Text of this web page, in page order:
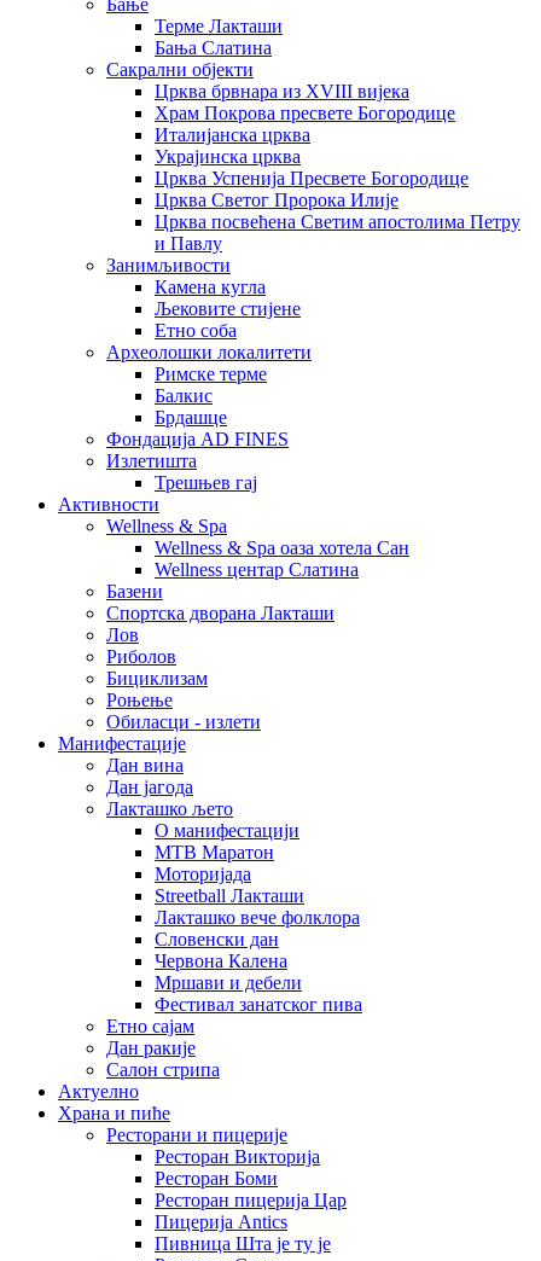
Бање
Терме Лакташи
Бања Слатина
Сакрални објекти
Црква брвнара из XVIII вијека
Храм Покрова пресвете Богородице
Италијанска црква
Украјинска црква
Црква Успенија Пресвете Богородице
Црква Светог Пророка Илије
Црква посвећена Светим апостолима Петру
и Павлу
Занимљивости
Камена кугла
Љековите стијене
Етно соба
Археолошки локалитети
Римске терме
Балкис
Брдашце
Фондација AD FINES
Излетишта
Трешњев гај
Активности
Wellness & Spa
Wellness & Spa оаза хотела Сан
Wellness центар Слатина
Базени
Спортска дворана Лакташи
Лов
Риболов
Бициклизам
Роњење
Обиласци - излети
Манифестације
Дан вина
Дан јагода
Лакташко љето
О манифестацији
MTB Маратон
Моторијада
Streetball Лакташи
Лакташко вече фолклора
Словенски дан
Червона Калена
Мршави и дебели
Фестивал занатског пива
Етно сајам
Дан ракије
Салон стрипа
Актуелно
Храна и пиће
Ресторани и пицерије
Ресторан Викторија
Ресторан Боми
Ресторан пицерија Цар
Пицерија Аntics
Пивница Шта је ту је